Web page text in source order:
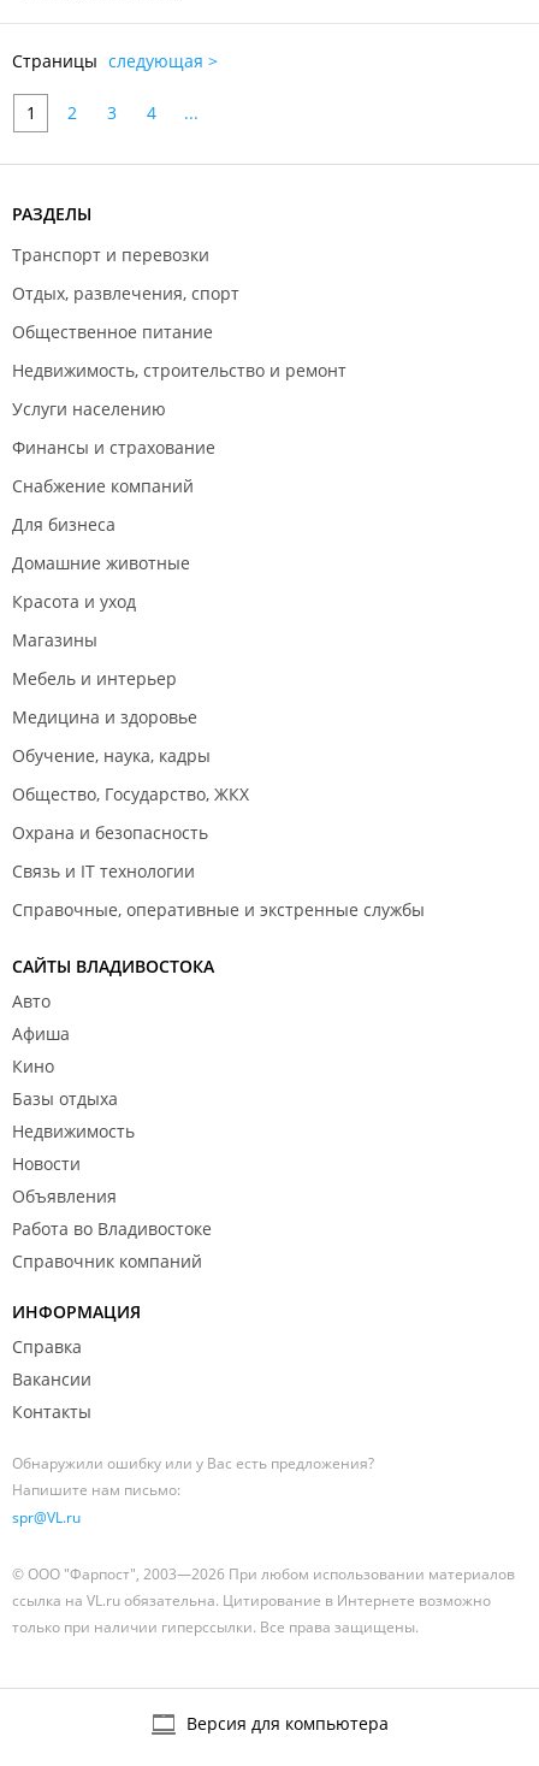
Страницы следующая >
1 2 3 4 ...
РАЗДЕЛЫ
Транспорт и перевозки
Отдых, развлечения, спорт
Общественное питание
Недвижимость, строительство и ремонт
Услуги населению
Финансы и страхование
Снабжение компаний
Для бизнеса
Домашние животные
Красота и уход
Магазины
Мебель и интерьер
Медицина и здоровье
Обучение, наука, кадры
Общество, Государство, ЖКХ
Охрана и безопасность
Связь и IT технологии
Справочные, оперативные и экстренные службы
САЙТЫ ВЛАДИВОСТОКА
Авто
Афиша
Кино
Базы отдыха
Недвижимость
Новости
Объявления
Работа во Владивостоке
Справочник компаний
ИНФОРМАЦИЯ
Справка
Вакансии
Контакты
Обнаружили ошибку или у Вас есть предложения?
Напишите нам письмо:
spr@VL.ru
© ООО "Фарпост", 2003—2026 При любом использовании материалов
ссылка на VL.ru обязательна. Цитирование в Интернете возможно
только при наличии гиперссылки. Все права защищены.
Версия для компьютера